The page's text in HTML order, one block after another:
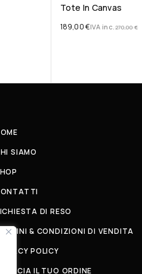
Tote In Canvas
270,00€
189,00€IVA inc.
SIAMO
DI RESO
TERMINI & CONDIZIONI DI VENDITA
PRIVACY POLICY
TRACCIA IL TUO ORDINE